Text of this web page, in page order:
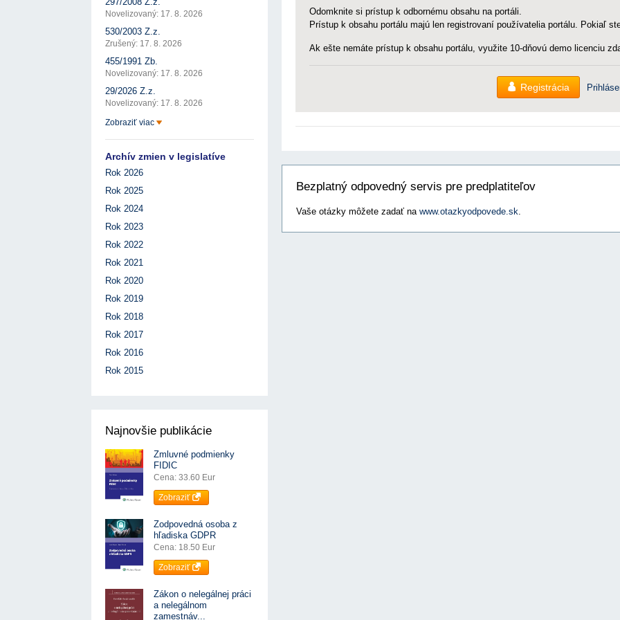
Odomknite si prístup k odbornému obsahu na portáli.
Prístup k obsahu portálu majú len registrovaní používatelia portálu. Pokiaľ
Ak ešte nemáte prístup k obsahu portálu, využite 10-dňovú demo licenciu
Registrácia
Bezplatný odpovedný servis pre predplatiteľov
Vaše otázky môžete zadať na www.otazkyodpovede.sk.
Novelizovaný: 17. 8. 2026
530/2003 Z.z.
Zrušený: 17. 8. 2026
455/1991 Zb.
Novelizovaný: 17. 8. 2026
29/2026 Z.z.
Novelizovaný: 17. 8. 2026
Zobraziť viac
Archív zmien v legislatíve
Rok 2026
Rok 2025
Rok 2024
Rok 2023
Rok 2022
Rok 2021
Rok 2020
Rok 2019
Rok 2018
Rok 2017
Rok 2016
Rok 2015
Najnovšie publikácie
Zmluvné podmienky
FIDIC
Cena: 33.60 Eur
Zobraziť
Zodpovedná osoba z
hľadiska GDPR
Cena: 18.50 Eur
Zobraziť
Zákon o nelegálnej práci
a nelegálnom
zamestnáv...